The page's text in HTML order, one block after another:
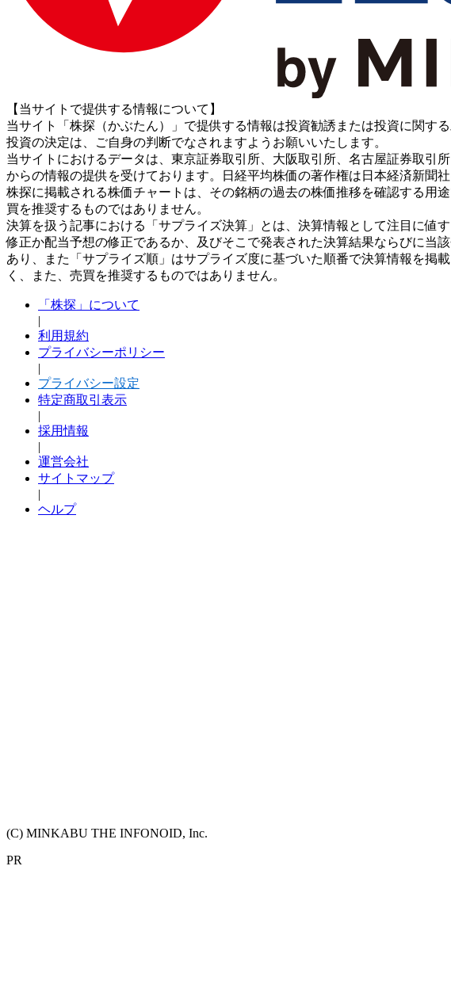
【当サイトで提供する情報について】
当サイト「株探（かぶたん）」で提供する情報は投資勧誘または投資に関す
投資の決定は、ご自身の判断でなされますようお願いいたします。
当サイトにおけるデータは、東京証券取引所、大阪取引所、名古屋証券取引所
からの情報の提供を受けております。日経平均株価の著作権は日本経済新聞社
株探に掲載される株価チャートは、その銘柄の過去の株価推移を確認する用
買を推奨するものではありません。
決算を扱う記事における「サプライズ決算」とは、決算情報として注目に値
修正か配当予想の修正であるか、及びそこで発表された決算結果ならびに当
あり、また「サプライズ順」はサプライズ度に基づいた順番で決算情報を掲
く、また、売買を推奨するものではありません。
「株探」について
|
利用規約
プライバシーポリシー
|
プライバシー設定
特定商取引表示
|
採用情報
|
運営会社
サイトマップ
|
ヘルプ
(C) MINKABU THE INFONOID, Inc.
PR